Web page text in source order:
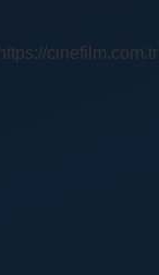
https://cinefilm.com.tr